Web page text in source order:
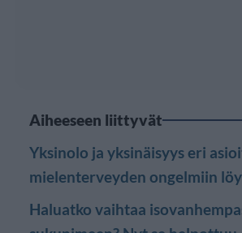
Aiheeseen liittyvät
Yksinolo ja yksinäisyys eri
mielenterveyden ongelmiin
Haluatko vaihtaa